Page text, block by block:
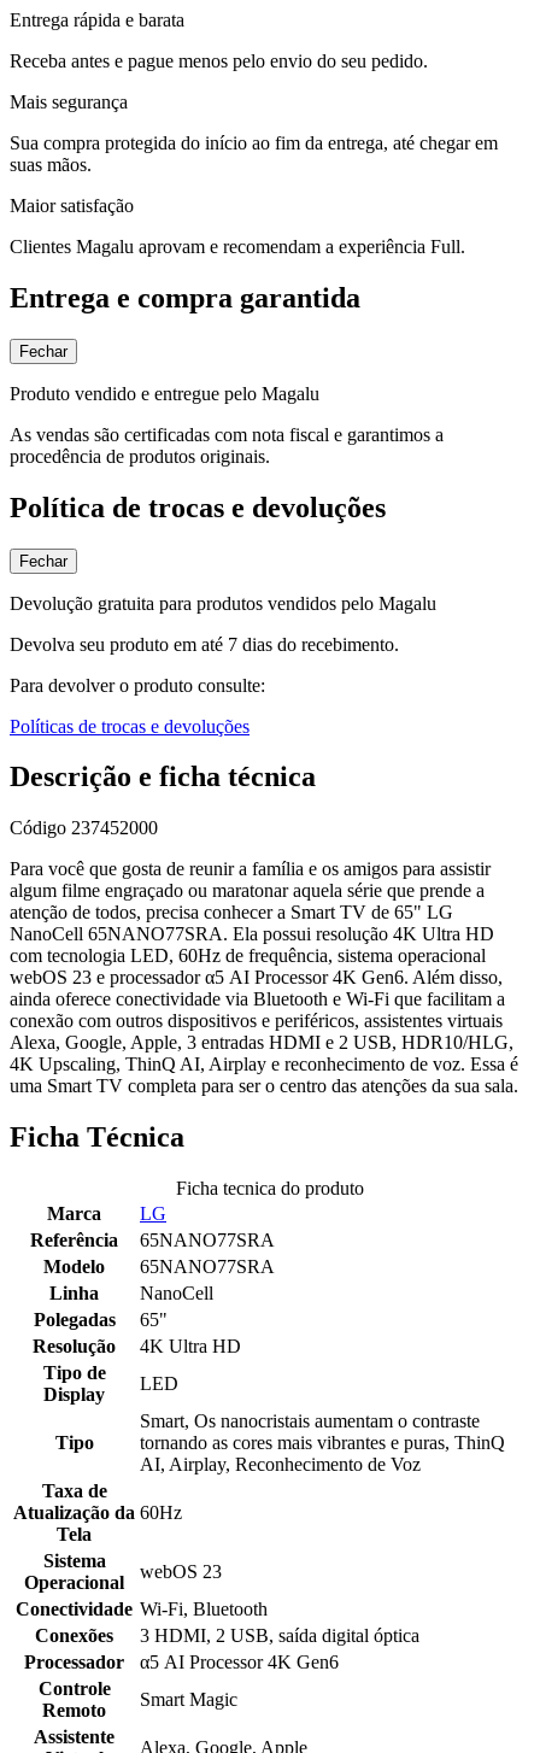
Entrega rápida e barata
Receba antes e pague menos pelo envio do seu pedido.
Mais segurança
Sua compra protegida do início ao fim da entrega, até chegar em
suas mãos.
Maior satisfação
Clientes Magalu aprovam e recomendam a experiência Full.
Entrega e compra garantida
Fechar
Produto vendido e entregue pelo Magalu
As vendas são certificadas com nota fiscal e garantimos a
procedência de produtos originais.
Política de trocas e devoluções
Fechar
Devolução gratuita para produtos vendidos pelo Magalu
Devolva seu produto em até 7 dias do recebimento.
Para devolver o produto consulte:
Políticas de trocas e devoluções
Descrição e ficha técnica
Código 237452000
Para você que gosta de reunir a família e os amigos para assistir
algum filme engraçado ou maratonar aquela série que prende a
atenção de todos, precisa conhecer a Smart TV de 65" LG
NanoCell 65NANO77SRA. Ela possui resolução 4K Ultra HD
com tecnologia LED, 60Hz de frequência, sistema operacional
webOS 23 e processador α5 AI Processor 4K Gen6. Além disso,
ainda oferece conectividade via Bluetooth e Wi-Fi que facilitam a
conexão com outros dispositivos e periféricos, assistentes virtuais
Alexa, Google, Apple, 3 entradas HDMI e 2 USB, HDR10/HLG,
4K Upscaling, ThinQ AI, Airplay e reconhecimento de voz. Essa é
uma Smart TV completa para ser o centro das atenções da sua sala.
Ficha Técnica
Ficha tecnica do produto
Marca
LG
Referência
65NANO77SRA
Modelo
65NANO77SRA
Linha
NanoCell
Polegadas
65"
Resolução
4K Ultra HD
Tipo de
Display
LED
Tipo
Smart, Os nanocristais aumentam o contraste
tornando as cores mais vibrantes e puras, ThinQ
AI, Airplay, Reconhecimento de Voz
Taxa de
Atualização da
Tela
60Hz
Sistema
Operacional
webOS 23
Conectividade Wi-Fi, Bluetooth
Conexões
3 HDMI, 2 USB, saída digital óptica
Processador
α5 AI Processor 4K Gen6
Controle
Remoto
Smart Magic
Assistente
Alexa, Google, Apple